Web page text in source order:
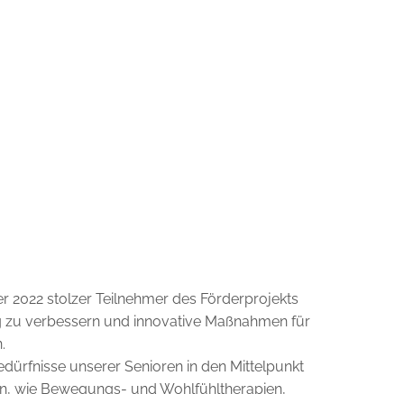
2022 stolzer Teilnehmer des Förderprojekts
zu verbessern und innovative Maßnahmen für
unserer Senioren in den Mittelpunkt
wie Bewegungs- und Wohlfühltherapien,